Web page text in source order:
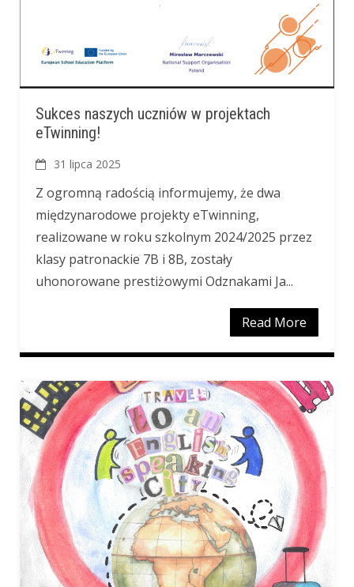
Sukces naszych uczniów w projektach
eTwinning!
31 lipca 2025
Z ogromną radością informujemy, że dwa
międzynarodowe projekty eTwinning,
realizowane w roku szkolnym 2024/2025 przez
klasy patronackie 7B i 8B, zostały
uhonorowane prestiżowymi Odznakami Ja...
Read More